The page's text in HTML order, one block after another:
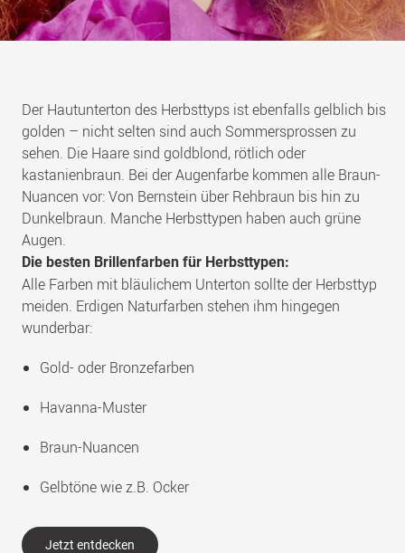
Der Hautunterton des Herbsttyps ist ebenfalls gelblich bis
golden – nicht selten sind auch Sommersprossen zu
sehen. Die Haare sind goldblond, rötlich oder
kastanienbraun. Bei der Augenfarbe kommen alle Braun-
Nuancen vor: Von Bernstein über Rehbraun bis hin zu
Dunkelbraun. Manche Herbsttypen haben auch grüne
Augen.
Die besten Brillenfarben für Herbsttypen:
Alle Farben mit bläulichem Unterton sollte der Herbsttyp
meiden. Erdigen Naturfarben stehen ihm hingegen
wunderbar:
Gold- oder Bronzefarben
Havanna-Muster
Braun-Nuancen
Gelbtöne wie z.B. Ocker
Jetzt entdecken